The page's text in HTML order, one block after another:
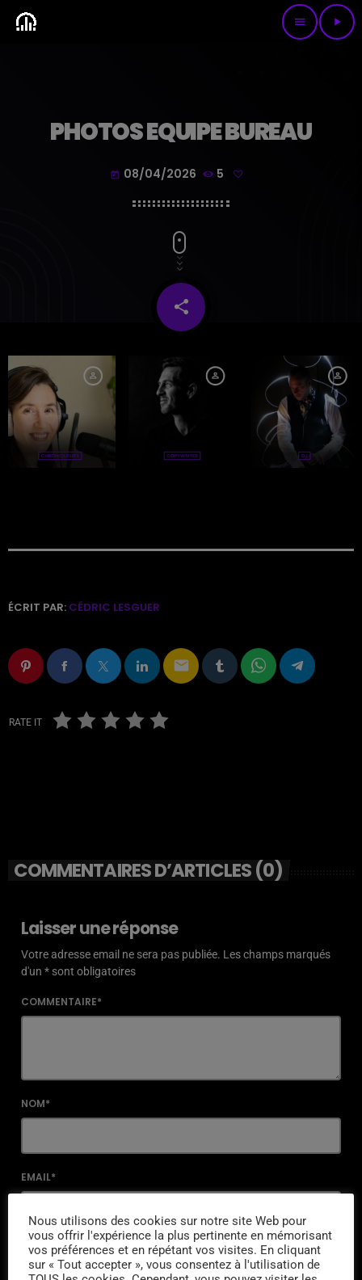
menu play_arrow
PHOTOS EQUIPE BUREAU
today 08/04/2026 5
share
email
ÉCRIT PAR: CÉDRIC LESGUER
email
RATE IT
COMMENTAIRES D’ARTICLES (0)
Laisser une réponse
Votre adresse email ne sera pas publiée. Les champs marqués
d'un * sont obligatoires
COMMENTAIRE*
NOM*
EMAIL*
URL
Nous utilisons des cookies sur notre site Web pour
vous offrir l'expérience la plus pertinente en mémorisant
vos préférences et en répétant vos visites. En cliquant
sur « Tout accepter », vous consentez à l'utilisation de